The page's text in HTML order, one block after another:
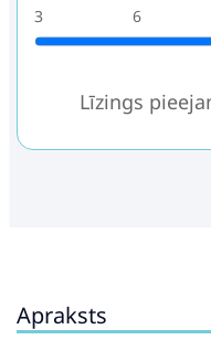
3 6
Līzings
Apraksts